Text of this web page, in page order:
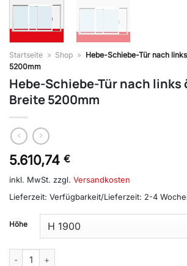
Startseite » Shop » Hebe-Schiebe-Tür nach
5200mm
Hebe-Schiebe-Tür nach links
Breite 5200mm
5.610,74 €
inkl. MwSt. zzgl. Versandkosten
Lieferzeit: Verfügbarkeit/Lieferzeit: 2-4
Höhe
Hebe-Schiebe-Tür nach links öffnend, Breite